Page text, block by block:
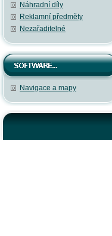
Náhradní díly
Reklamní předměty
Nezařaditelné
Navigace a mapy